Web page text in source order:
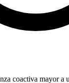
coactiva mayor a